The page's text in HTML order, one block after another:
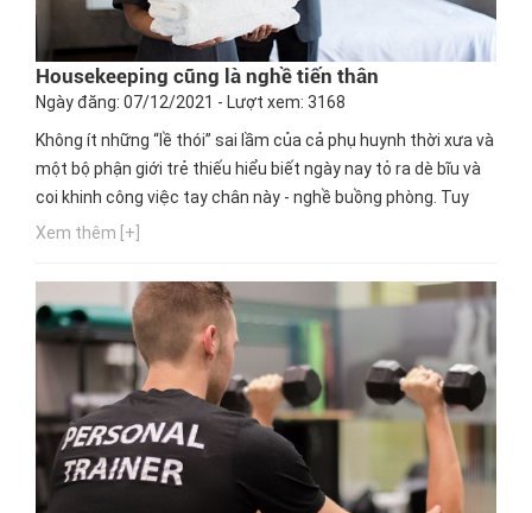
Housekeeping cũng là nghề tiến thân
Ngày đăng: 07/12/2021 - Lượt xem: 3168
Không ít những “lề thói” sai lầm của cả phụ huynh thời xưa và
một bộ phận giới trẻ thiếu hiểu biết ngày nay tỏ ra dè bĩu và
coi khinh công việc tay chân này - nghề buồng phòng. Tuy
nhiên, giống như tất cả những ngành nghề khác trong ngành
trong sự nghiệp). Hãy cùng Hướng nghiệp GPO khám...
Xem thêm [+]